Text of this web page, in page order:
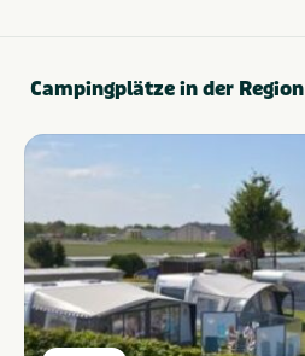
Campingplätze in der Region